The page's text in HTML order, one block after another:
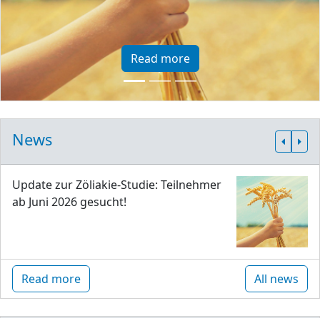
Read more
News
Update zur Zöliakie-Studie: Teilnehmer
ab Juni 2026 gesucht!
Read more All news